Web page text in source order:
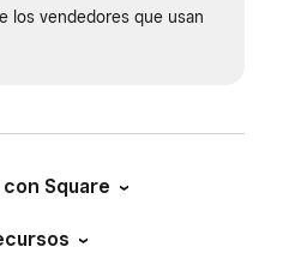
los vendedores que usan
Square